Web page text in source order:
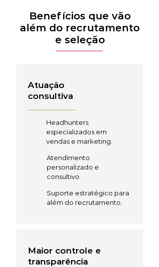
Benefícios que vão
além do recrutamento
e seleção
Atuação
consultiva
Headhunters
especializados em
vendas e marketing.
Atendimento
personalizado e
consultivo.
Suporte estratégico para
além do recrutamento.
Maior controle e
transparência